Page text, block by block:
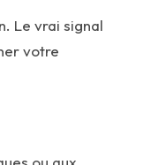
Le vrai signal
votre